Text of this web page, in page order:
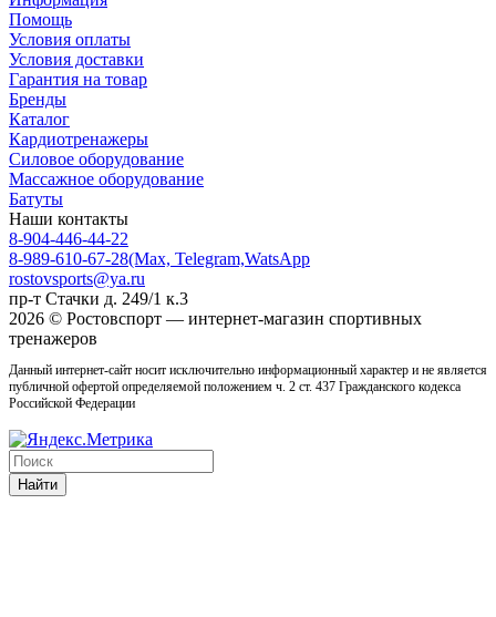
Помощь
Условия оплаты
Условия доставки
Гарантия на товар
Бренды
Каталог
Кардиотренажеры
Силовое оборудование
Массажное оборудование
Батуты
Наши контакты
8-904-446-44-22
8-989-610-67-28(Max, Telegram,WatsApp
rostovsports@ya.ru
пр-т Стачки д. 249/1 к.3
2026 © Ростовcпорт — интернет-магазин спортивных
тренажеров
Данный интернет-сайт носит исключительно информационный характер и не является
публичной офертой определяемой положением ч. 2 ст. 437 Гражданского кодекса
Российской Федерации
Найти